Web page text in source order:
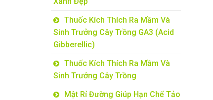
Thuốc Kích Thích Ra Mầm Và
Sinh Trưởng Cây Trồng GA3 (Acid
Gibberellic)
Thuốc Kích Thích Ra Mầm Và
Sinh Trưởng Cây Trồng
Mật Rỉ Đường Giúp Hạn Chế Tảo